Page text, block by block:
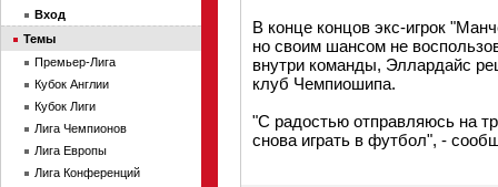
В конце концов экс-игрок
но своим шансом не
внутри команды, Эллардайс
клуб Чемпиошипа.
"С радостью отправляюсь на
снова играть в футбол", -
Вход
Темы
Премьер-Лига
Кубок Англии
Кубок Лиги
Лига Чемпионов
Лига Европы
Лига Конференций